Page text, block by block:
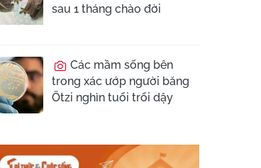
sau 1 tháng chào đời
Các mầm sống bên
trong xác ướp người băng
Ötzi nghìn tuổi trổi dậy